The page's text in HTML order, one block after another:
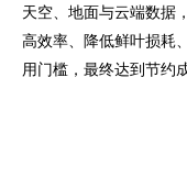
天空、地面与云端数据
高效率、降低鲜叶损耗
用门槛，最终达到节约